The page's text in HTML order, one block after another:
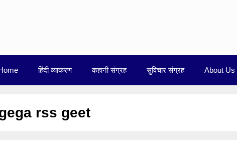
हिंदी व्याकरण कहानी संग्रह सुविचार संग्रह About Us
rss geet